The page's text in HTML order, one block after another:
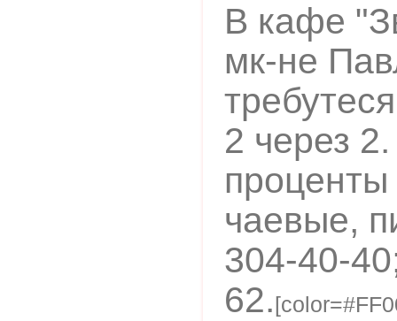
В кафе
мк-не
2 через
проценты
чаевые,
304-40-
62.